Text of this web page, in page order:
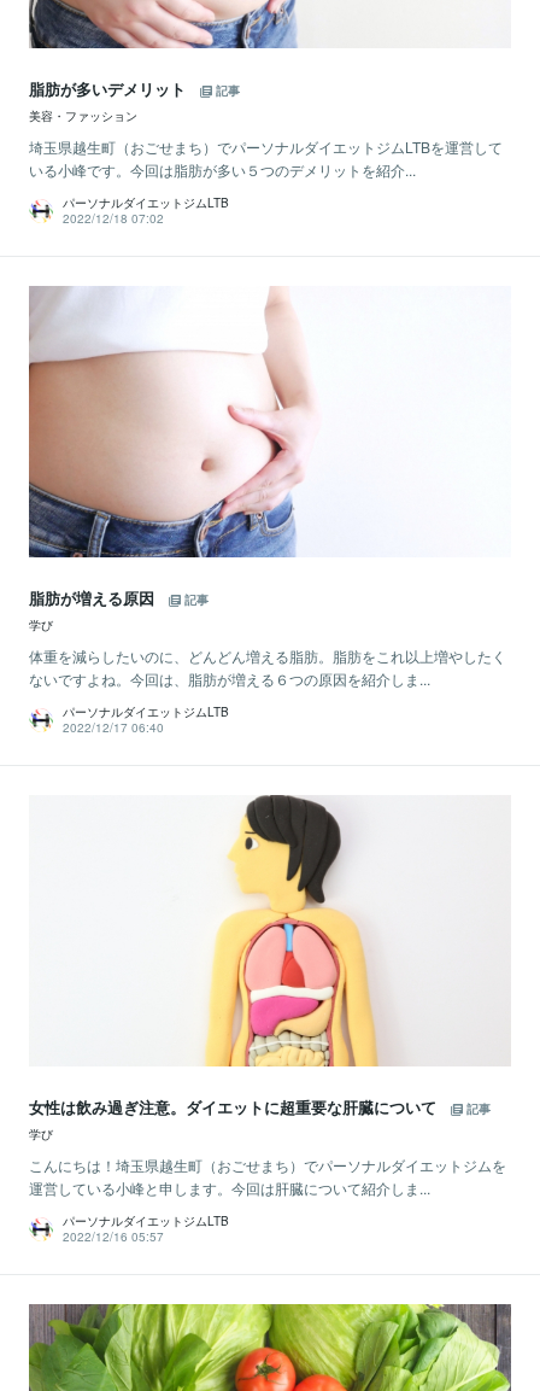
脂肪が多いデメリット
記事
美容・ファッション
埼玉県越生町（おごせまち）でパーソナルダイエットジムLTBを運営して
いる小峰です。今回は脂肪が多い５つのデメリットを紹介...
パーソナルダイエットジムLTB
2022/12/18 07:02
脂肪が増える原因
記事
学び
体重を減らしたいのに、どんどん増える脂肪。脂肪をこれ以上増やしたく
ないですよね。今回は、脂肪が増える６つの原因を紹介しま...
パーソナルダイエットジムLTB
2022/12/17 06:40
女性は飲み過ぎ注意。ダイエットに超重要な肝臓について
記事
学び
こんにちは！埼玉県越生町（おごせまち）でパーソナルダイエットジムを
運営している小峰と申します。今回は肝臓について紹介しま...
パーソナルダイエットジムLTB
2022/12/16 05:57